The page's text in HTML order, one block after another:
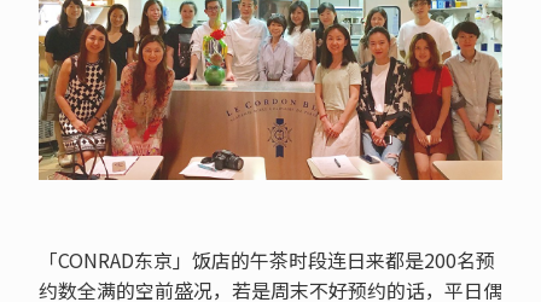
「CONRAD东京」饭店的午茶时段连日来都是200名预
约数全满的空前盛况，若是周末不好预约的话，平日偶